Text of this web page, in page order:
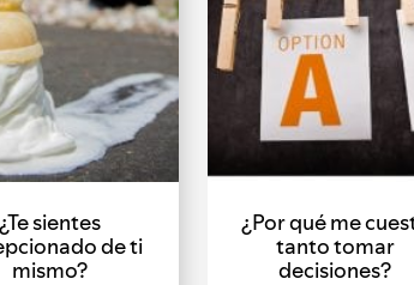
¿Te sientes
de ti
mismo?
¿Por qué me
tanto tomar
decisiones?